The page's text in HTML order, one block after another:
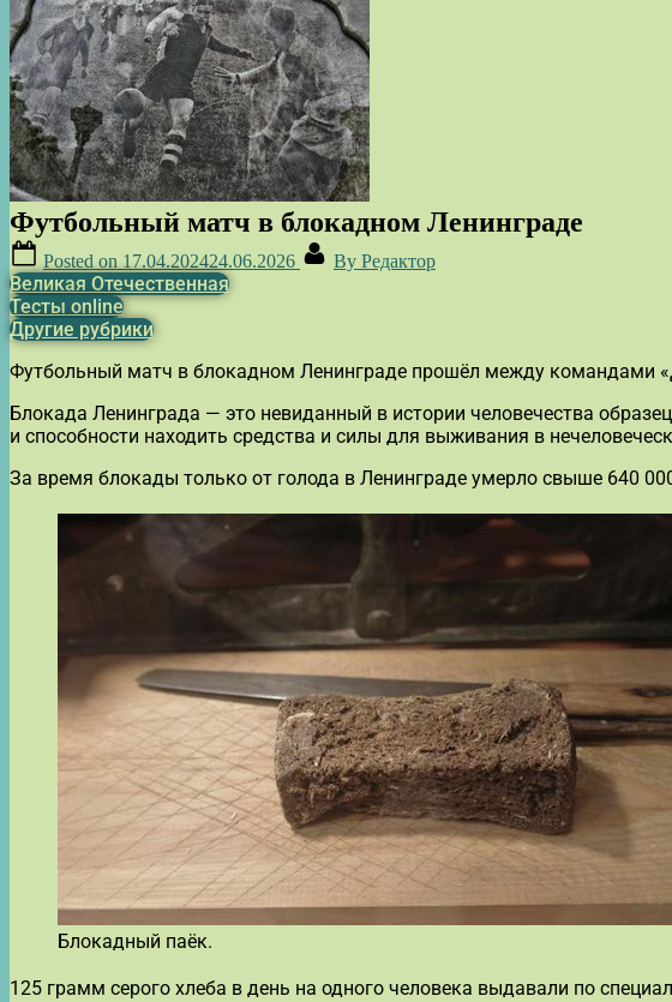
Футбольный матч в блокадном Ленинграде
Posted on 17.04.202424.06.2026 By Редактор
Великая Отечественная
Тесты online
Другие рубрики
Футбольный матч в блокадном Ленинграде прошёл между командами
Блокада Ленинграда — это невиданный в истории человечества
и способности находить средства и силы для выживания в
За время блокады только от голода в Ленинграде умерло свыше 640
Блокадный паёк.
125 грамм серого хлеба в день на одного человека выдавали по